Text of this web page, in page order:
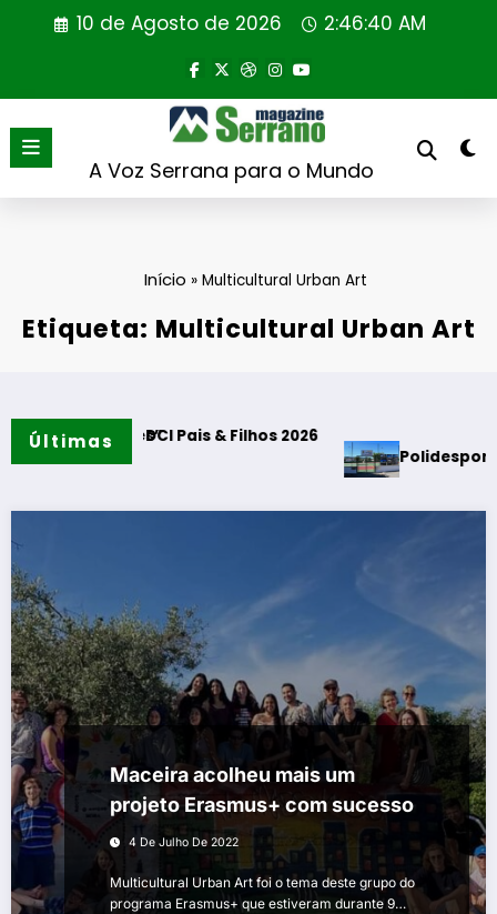
10 de Agosto de 2026 2:46:41 AM
A Voz Serrana para o Mundo
Início »Multicultural Urban Art
Etiqueta: Multicultural Urban Art
Últimas
DCI Pais & Filhos 2026
Polidesportivo e
Maceira acolheu mais um
projeto Erasmus+ com sucesso
4 De Julho De 2022
Multicultural Urban Art foi o tema deste grupo do
programa Erasmus+ que estiveram durante 9…